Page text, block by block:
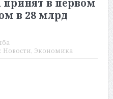
принят в первом
в 28 млрд
Новости, Экономика